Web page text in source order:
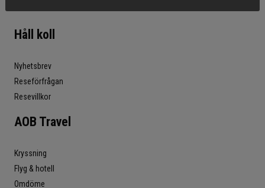
Håll koll
Nyhetsbrev
Reseförfrågan
Resevillkor
AOB Travel
Kryssning
Flyg & hotell
Omdöme